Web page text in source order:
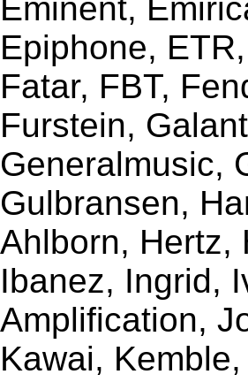
Eminent,
Epiphone,
Fatar, FBT,
Furstein,
Generalmusic,
Gulbransen,
Ahlborn, Hertz,
Ibanez, Ingrid,
Amplification,
Kawai,